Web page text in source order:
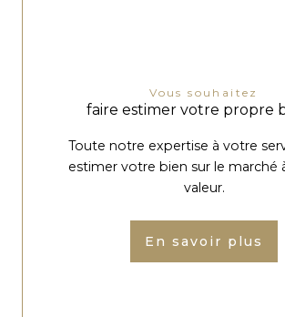
Vous souhaitez
faire estimer votre propre
Toute notre expertise à votre
estimer votre bien sur le marché
valeur.
En savoir plus